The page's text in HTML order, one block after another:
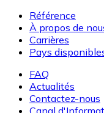
AcheterAlgorand
Référence
À propos de
Carrières
Pays
FAQ
Actualités
Contactez-nous
Canal